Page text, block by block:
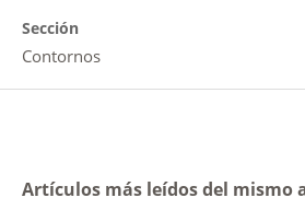
Sección
Contornos
Artículos más leídos del mismo